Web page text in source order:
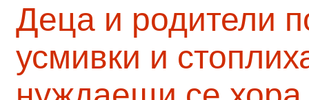
Деца и родители
усмивки и